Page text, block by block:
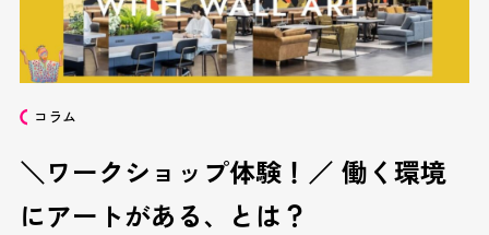
コラム
＼ワークショップ体験！／ 働く環境
にアートがある、とは？